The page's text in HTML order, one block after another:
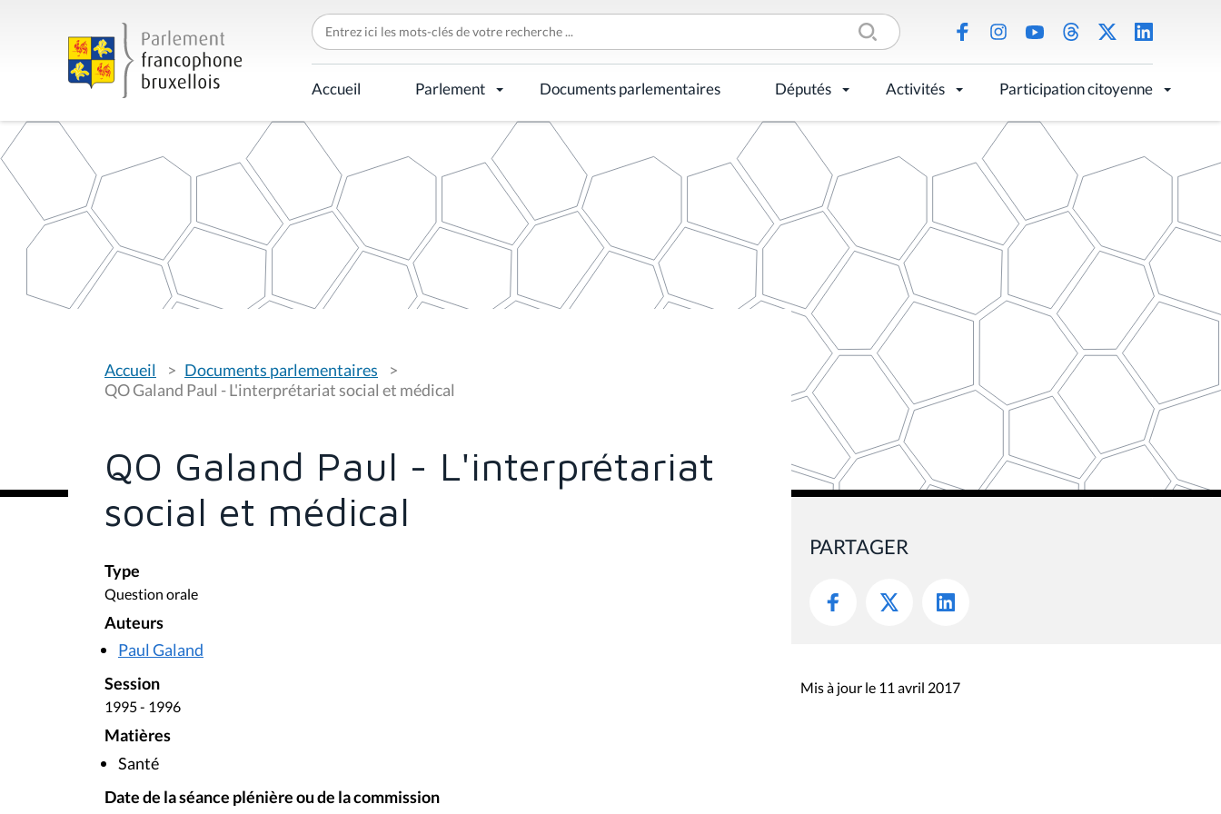
C
h
e
r
c
h
r
p
Accueil Parlement Documents parlementaires Députés Activités Participation citoyenne
o
u
s
s
:
Accueil
Documents parlementaires
QO Galand Paul - L'interprétariat social et médical
QO Galand Paul - L'interprétariat
social et médical
Type
Question orale
Auteurs
Paul Galand
Session
1995 - 1996
Matières
Santé
Date de la séance plénière ou de la commission
PARTAGER
Mis à jour le 11 avril 2017